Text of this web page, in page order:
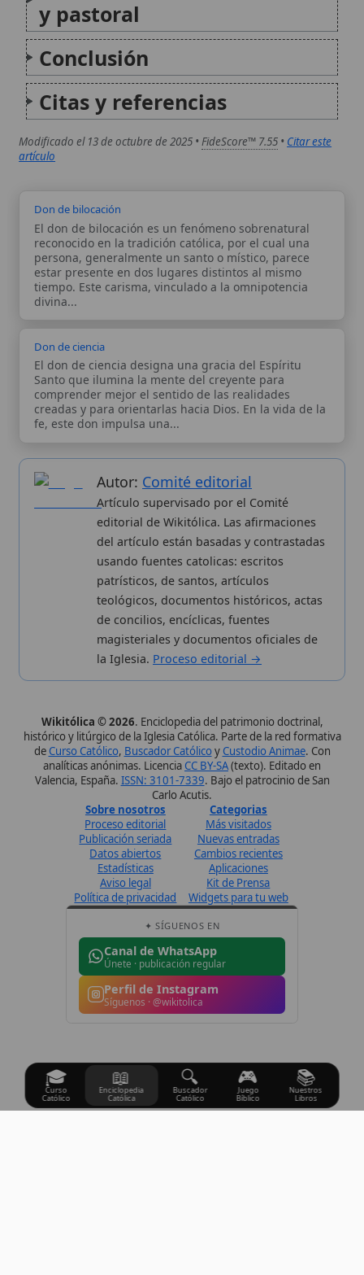
Don de ciencia
El don de ciencia designa una gracia del Espíritu
Santo que ilumina la mente del creyente para
comprender mejor el sentido de las realidades
fe, este don impulsa una...
Comité editorial
del artículo están basadas y contrastadas
usando fuentes catolicas: escritos
patrísticos, de santos, artículos
teológicos, documentos históricos, actas
de concilios, encíclicas, fuentes
magisteriales y documentos oficiales de
Wikitólica © 2026 . Enciclopedia del patrimonio doctrinal,
histórico y litúrgico de la Iglesia Católica. Parte de la red formativa
deCurso Católico,Buscador CatólicoyCustodio Animae. Con
analíticas anónimas. LicenciaCC BY-SA(texto). Editado en
Valencia, España.ISSN: 3101-7339
Publicación seriada
Datos abiertos
Estadísticas
Aviso legal
Política de privacidad
Nuevas entradas
Aplicaciones
Kit de Prensa
Widgets para tu web
✦ SÍGUENOS EN
Canal de WhatsApp
Únete · publicación regular
Perfil de Instagram
Síguenos · @wikitolica